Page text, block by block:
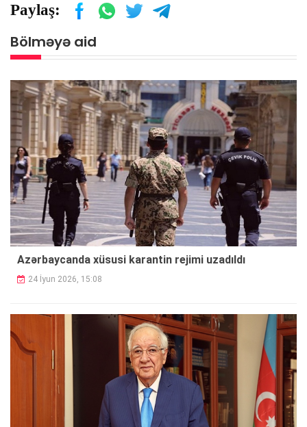
Paylaş:
Bölməyə aid
Azərbaycanda xüsusi karantin rejimi uzadıldı
24 İyun 2026, 15:08